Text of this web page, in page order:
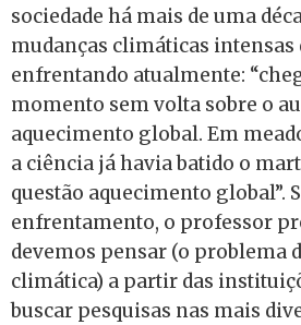
sociedade há mais de uma
mudanças climáticas intensas
enfrentando atualmente:
momento sem volta sobre o
aquecimento global. Em
a ciência já havia batido o
questão aquecimento global”.
enfrentamento, o professor
devemos pensar (o problema
climática) a partir das
buscar pesquisas nas mais